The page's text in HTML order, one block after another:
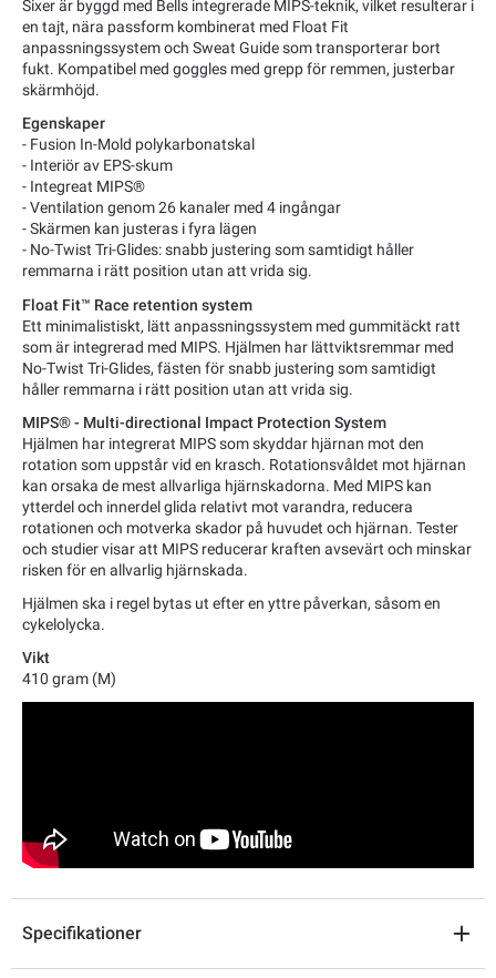
Sixer är byggd med Bells integrerade MIPS-teknik, vilket resulterar i
en tajt, nära passform kombinerat med Float Fit
anpassningssystem och Sweat Guide som transporterar bort
fukt. Kompatibel med goggles med grepp för remmen, justerbar
skärmhöjd.
Egenskaper
- Fusion In-Mold polykarbonatskal
- Interiör av EPS-skum
- Integreat MIPS®
- Ventilation genom 26 kanaler med 4 ingångar
- Skärmen kan justeras i fyra lägen
- No-Twist Tri-Glides: snabb justering som samtidigt håller
remmarna i rätt position utan att vrida sig.
Float Fit™ Race retention system
Ett minimalistiskt, lätt anpassningssystem med gummitäckt ratt
som är integrerad med MIPS. Hjälmen har lättviktsremmar med
No-Twist Tri-Glides, fästen för snabb justering som samtidigt
håller remmarna i rätt position utan att vrida sig.
MIPS® - Multi-directional Impact Protection System
Hjälmen har integrerat MIPS som skyddar hjärnan mot den
rotation som uppstår vid en krasch. Rotationsvåldet mot hjärnan
kan orsaka de mest allvarliga hjärnskadorna. Med MIPS kan
ytterdel och innerdel glida relativt mot varandra, reducera
rotationen och motverka skador på huvudet och hjärnan. Tester
och studier visar att MIPS reducerar kraften avsevärt och minskar
risken för en allvarlig hjärnskada.
Hjälmen ska i regel bytas ut efter en yttre påverkan, såsom en
cykelolycka.
Vikt
410 gram (M)
Specifikationer